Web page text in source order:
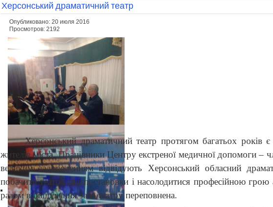
Херсонський драматичний театр
Опубликовано: 20 июля 2016
Просмотров: 2192
Херсонський драматичний театр протягом багатьох років
жителів міста. Працівники Центру екстреної медичної допомоги –
великим задоволенням відвідують Херсонський обласний
побачити театральні постановки і насолодитися професійною
разом відвідування зала театру переповнена.